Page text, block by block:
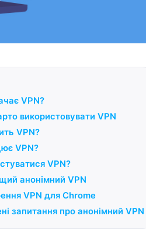
VPN?
використовувати VPN
VPN?
VPN?
VPN?
анонімний VPN
VPN для Chrome
запитання про анонімний VPN